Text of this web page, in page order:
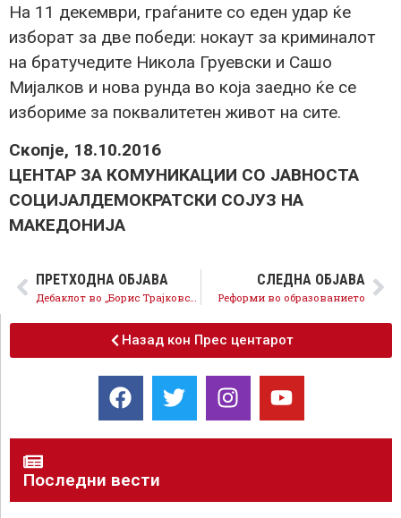
На 11 декември, граѓаните со еден удар ќе
изборат за две победи: нокаут за криминалот
на братучедите Никола Груевски и Сашо
Мијалков и нова рунда во која заедно ќе се
избориме за поквалитетен живот на сите.
Скопје, 18.10.2016
ЦЕНТАР ЗА КОМУНИКАЦИИ СО ЈАВНОСТА
СОЦИЈАЛДЕМОКРАТСКИ СОЈУЗ НА
МАКЕДОНИЈА
ПРЕТХОДНА ОБЈАВА СЛЕДНА ОБЈАВА
Реформи во образованието
Назад кон Прес центарот
Последни вести